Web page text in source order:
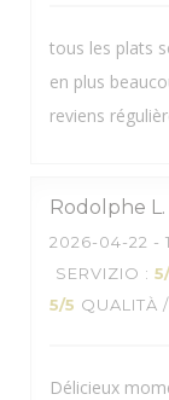
tous les plats
en plus
reviens
Rodolphe L
2026-04-22 -
SERVIZIO : 5
5/5 QUALITÀ
Délicieux